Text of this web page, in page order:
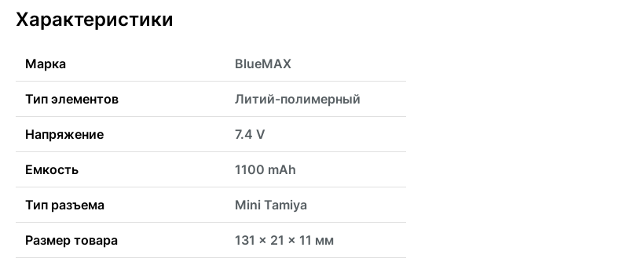
Характеристики
Марка BlueMAX
Тип элементов Литий-полимерный
Напряжение 7.4 V
Емкость 1100 mAh
Тип разъема Mini Tamiya
Размер товара 131 x 21 x 11 мм